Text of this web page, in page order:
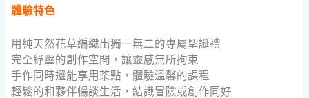
體驗特色
用純天然花草編織出獨一無二的專屬聖誕禮
完全紓壓的創作空間，讓靈感無所拘束
手作同時還能享用茶點，體驗溫馨的課程
輕鬆的和夥伴暢談生活，結識冒險或創作同好